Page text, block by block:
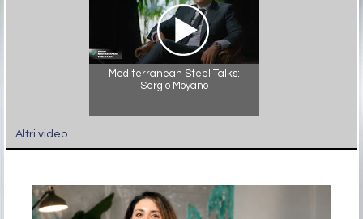
Mediterranean Steel Talks:
Sergio Moyano
Altri video